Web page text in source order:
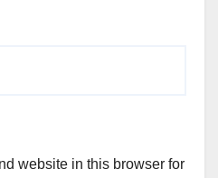
website in this browser for